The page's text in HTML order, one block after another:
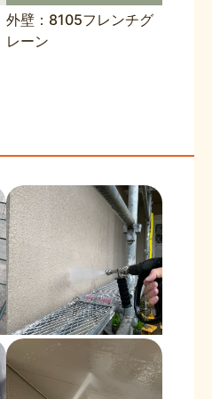
外壁：8105フレンチグ
レーン